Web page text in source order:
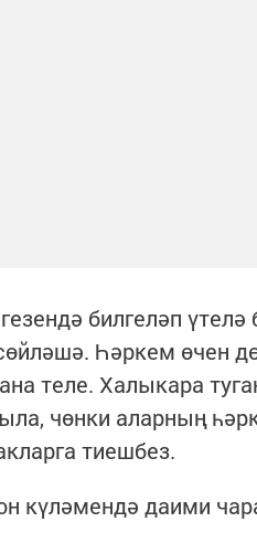
билгеләп
Һәркем өчен
теле. Халыкара
чөнки аларның
тиешбез.
күләмендә даими